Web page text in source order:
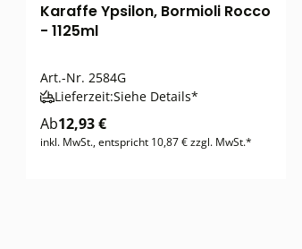
Karaffe Ypsilon, Bormioli Rocco
- 1125ml
Art.-Nr. 2584G
Lieferzeit:Siehe Details*
Ab12,93 €
inkl. MwSt., entspricht 10,87 € zzgl. MwSt.*